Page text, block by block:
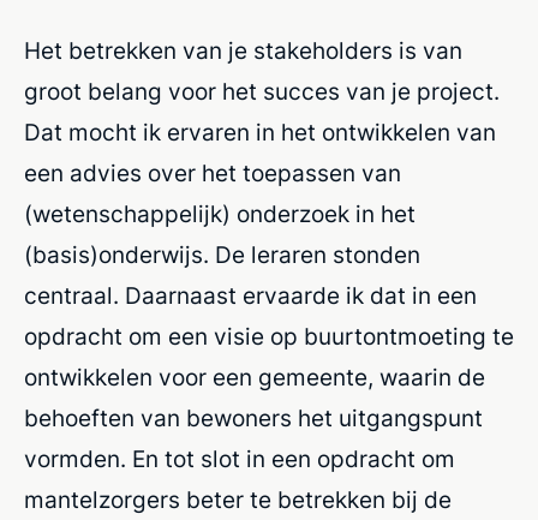
Het betrekken van je stakeholders is van
groot belang voor het succes van je project.
Dat mocht ik ervaren in het ontwikkelen van
een advies over het toepassen van
(wetenschappelijk) onderzoek in het
(basis)onderwijs. De leraren stonden
centraal. Daarnaast ervaarde ik dat in een
opdracht om een visie op buurtontmoeting te
ontwikkelen voor een gemeente, waarin de
behoeften van bewoners het uitgangspunt
vormden. En tot slot in een opdracht om
mantelzorgers beter te betrekken bij de